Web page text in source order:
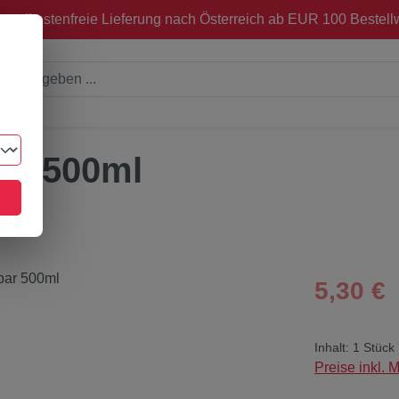
Lieferung nach Österreich ab EUR 100
500ml
Regulärer
5,30 €
Inhalt: 1 Stück
Preise inkl.